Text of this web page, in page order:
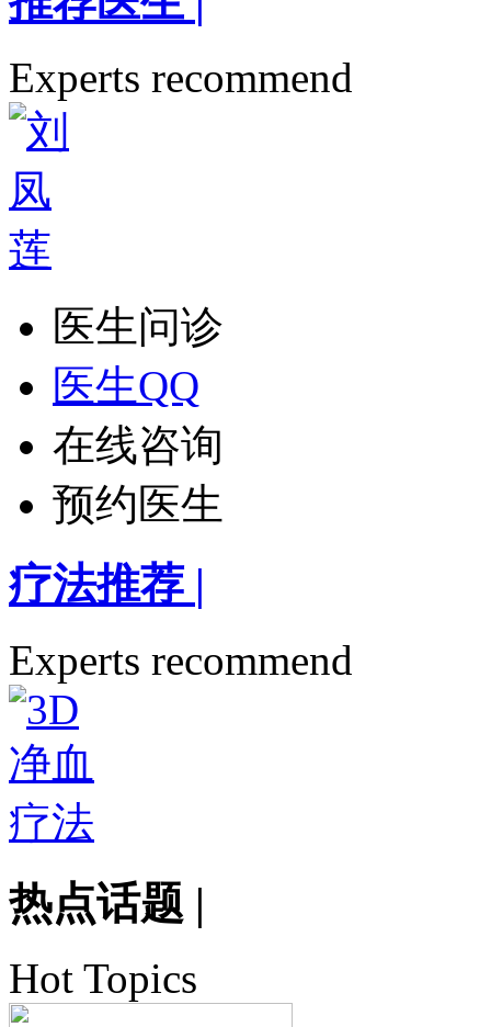
Experts recommend
医生问诊
医生QQ
在线咨询
预约医生
疗法推荐 |
Experts recommend
热点话题 |
Hot Topics